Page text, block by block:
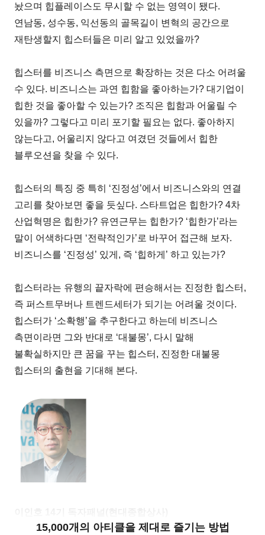
놨으며 힙플레이스도 무시할 수 없는 영역이 됐다.
연남동, 성수동, 익선동의 골목길이 변혁의 공간으로
재탄생할지 힙스터들은 미리 알고 있었을까?
힙스터를 비즈니스 측면으로 확장하는 것은 다소 어려울
수 있다. 비즈니스는 과연 힙함을 좋아하는가? 대기업이
힙한 것을 좋아할 수 있는가? 조직은 힙함과 어울릴 수
있을까? 그렇다고 미리 포기할 필요는 없다. 좋아하지
않는다고, 어울리지 않다고 여겼던 것들에서 힙한
블루오션을 찾을 수 있다.
힙스터의 특징 중 특히 ‘진정성’에서 비즈니스와의 연결
고리를 찾아보면 좋을 듯싶다. 스타트업은 힙한가? 4차
산업혁명은 힙한가? 유연근무는 힙한가? ‘힙한가’라는
말이 어색하다면 ‘전략적인가’로 바꾸어 접근해 보자.
비즈니스를 ‘진정성’ 있게, 즉 ‘힙하게’ 하고 있는가?
힙스터라는 유행의 끝자락에 편승해서는 진정한 힙스터,
즉 퍼스트무버나 트렌드세터가 되기는 어려울 것이다.
힙스터가 ‘소확행’을 추구한다고 하는데 비즈니스
측면이라면 그와 반대로 ‘대불몽’, 다시 말해
불확실하지만 큰 꿈을 꾸는 힙스터, 진정한 대불몽
힙스터의 출현을 기대해 본다.
15,000개의 아티클을 제대로 즐기는 방법